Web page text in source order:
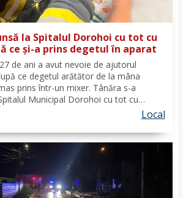
la Spitalul Dorohoi cu tot cu
ce și-a prins degetul în aparat
de ani a avut nevoie de ajutorul
ce degetul arătător de la mâna
prins într-un mixer. Tânăra s-a
Municipal Dorohoi cu tot cu
iar medicii au solicitat
Pompierii din cadrul...
Local